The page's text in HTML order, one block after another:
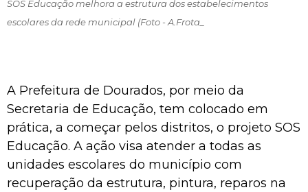
SOS Educação melhora a estrutura dos estabelecimentos
escolares da rede municipal (Foto - A.Frota_
A Prefeitura de Dourados, por meio da
Secretaria de Educação, tem colocado em
prática, a começar pelos distritos, o projeto SOS
Educação. A ação visa atender a todas as
unidades escolares do município com
recuperação da estrutura, pintura, reparos na